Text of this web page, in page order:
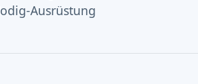
Ausrüstung